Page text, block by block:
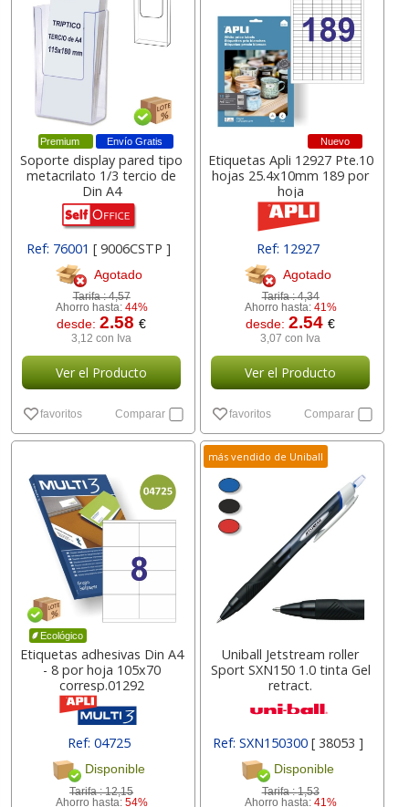
Envío Gratis
Premium
Soporte display pared tipo
metacrilato 1/3 tercio de
Din A4
Ref: 76001[ 9006CSTP ]
Agotado
Tarifa :4,57
Ahorro hasta: 44%
desde:2.58€
3,12 con Iva
Ver el Producto
favoritos Comparar
Nuevo
Etiquetas Apli 12927 Pte.10
hojas 25.4x10mm 189 por
hoja
Ref: 12927
Agotado
Tarifa :4,34
Ahorro hasta: 41%
desde:2.54€
3,07 con Iva
Ver el Producto
favoritos Comparar
Ecológico
Etiquetas adhesivas Din A4
- 8 por hoja 105x70
corresp.01292
Ref: 04725
Disponible
Tarifa :12,15
Ahorro hasta: 54%
más vendido de Uniball
Uniball Jetstream roller
Sport SXN150 1.0 tinta Gel
retract.
Ref: SXN150300 [ 38053 ]
Disponible
Tarifa :1,53
Ahorro hasta: 41%